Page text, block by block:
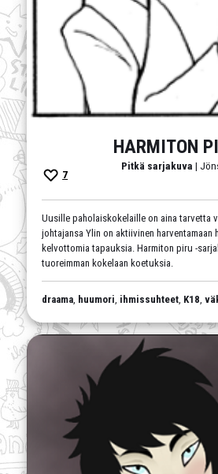
HARMITON
Pitkä sarjakuva |
7
Uusille paholaiskokelaille on aina tarvetta
johtajansa Ylin on aktiivinen harventamaan
kelvottomia tapauksia. Harmiton piru -
tuoreimman kokelaan koetuksia.
draama, huumori, ihmissuhteet, K18,